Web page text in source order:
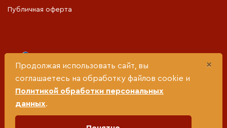
×
Продолжая использовать сайт, вы
соглашаетесь на обработку файлов cookie и
Политикой обработки персональных
данных.
Публичная оферта
Министерства социальной политики Свердловской
области